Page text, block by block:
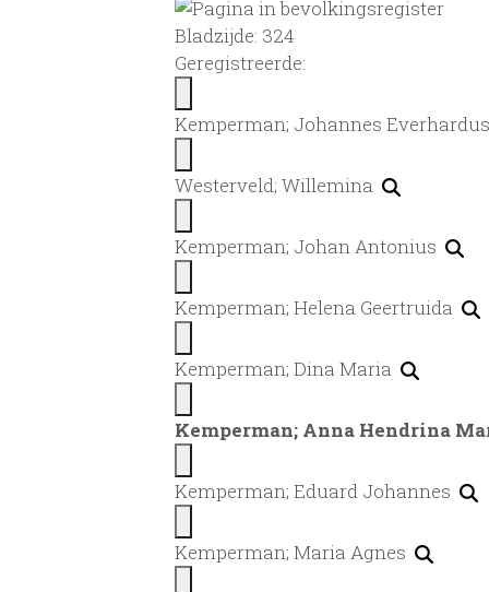
Bladzijde: 324
Geregistreerde:
Kemperman; Johannes
Westerveld; Willemina
Kemperman; Johan Antonius
Kemperman; Helena Geertruida
Kemperman; Dina Maria
Kemperman; Anna Hendrina
Kemperman; Eduard Johannes
Kemperman; Maria Agnes